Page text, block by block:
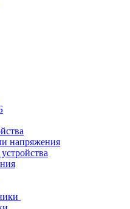
напряжения